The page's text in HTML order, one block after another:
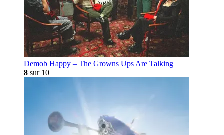
Demob Happy – The Growns Ups Are Talking
8 sur 10